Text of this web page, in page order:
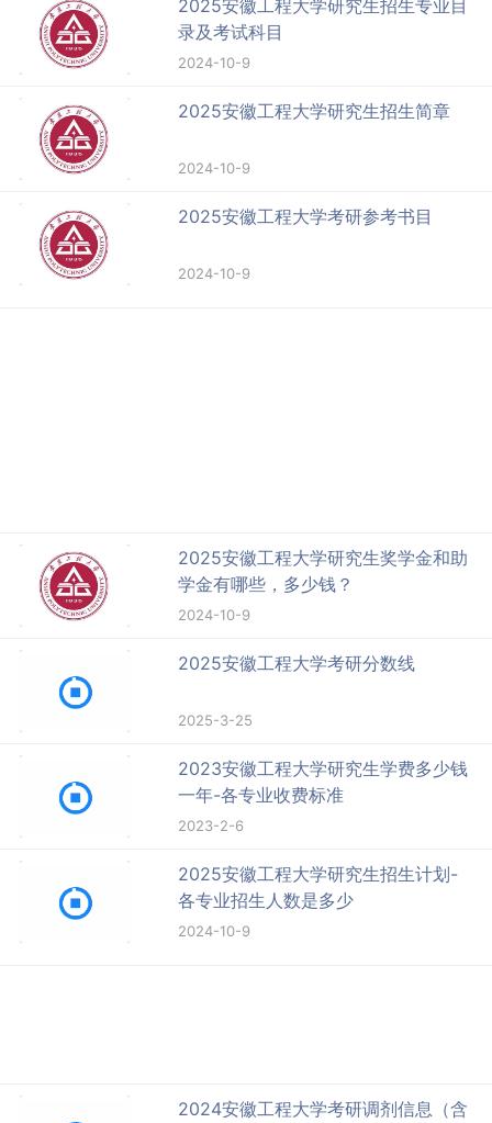
2025安徽工程大学研究生招生专业目
录及考试科目
2024-10-9
2025安徽工程大学研究生招生简章
2024-10-9
2025安徽工程大学考研参考书目
2024-10-9
2025安徽工程大学研究生奖学金和助
学金有哪些，多少钱？
2024-10-9
2025安徽工程大学考研分数线
2025-3-25
2023安徽工程大学研究生学费多少钱
一年-各专业收费标准
2023-2-6
2025安徽工程大学研究生招生计划-
各专业招生人数是多少
2024-10-9
2024安徽工程大学考研调剂信息（含